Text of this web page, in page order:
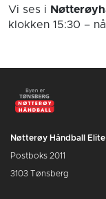
Vi ses i
klokken 15:30 –
Nøtterøy Håndball Elite
Postboks 2011
3103 Tønsberg